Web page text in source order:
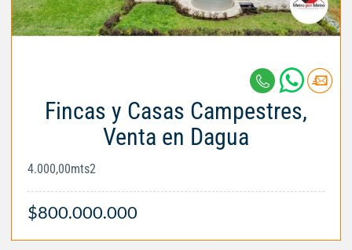
Fincas y Casas Campestres,
Venta en Dagua
4.000,00mts2
$800.000.000